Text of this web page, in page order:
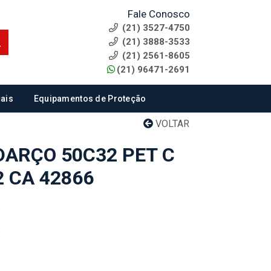
Fale Conosco
(21) 3527-4750
(21) 3888-3533
(21) 2561-8605
(21) 96471-2691
Equipamentos de Proteção
VOLTAR
50C32 PET C
CA 42866